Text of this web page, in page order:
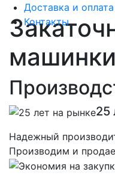
Доставка и оплата
Контакты
25
Надежный
Производим и